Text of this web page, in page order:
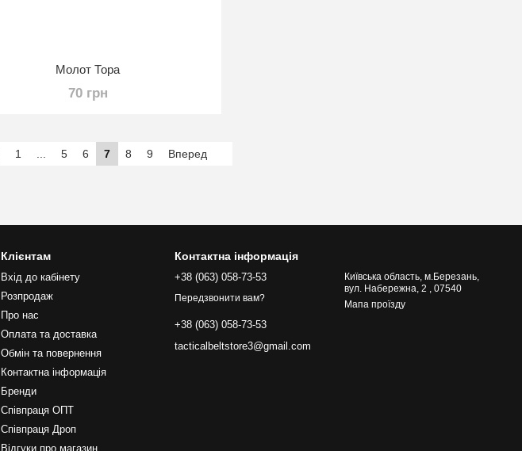
Молот Тора
70 грн
1 5 6 7 8 9 Вперед
Клієнтам
Вхід до кабінету
Розпродаж
Про нас
Оплата та доставка
Обмін та повернення
Контактна інформація
Бренди
Співпраця ОПТ
Співпраця Дроп
Відгуки про магазин
Контактна інформація
+38 (063) 058-73-53
Передзвонити вам?
+38 (063) 058-73-53
tacticalbeltstore3@gmail.com
Київська область, м.Березань,
вул. Набережна, 2 , 07540
Мапа проїзду